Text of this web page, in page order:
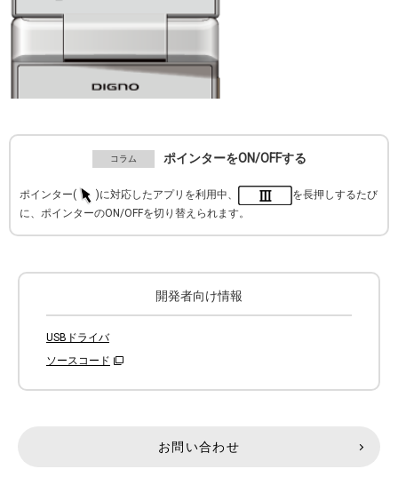
ポインターをON/OFFする
ポインター( )に対応したアプリを利用中、
を長押しするたび
に、ポインターのON/OFFを切り替えられます。
開発者向け情報
USBドライバ
ソースコード
お問い合わせ